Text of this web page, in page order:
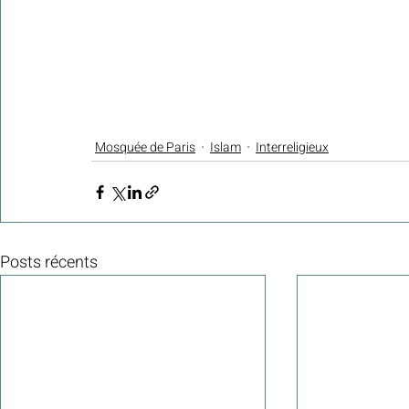
Mosquée de Paris Islam Interreligieux
Posts récents